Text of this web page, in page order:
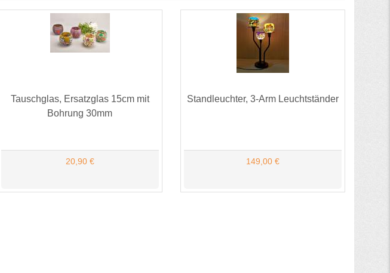
Tauschglas, Ersatzglas 15cm mit
Bohrung 30mm
20,90 €
Standleuchter, 3-Arm Leuchtständer
149,00 €